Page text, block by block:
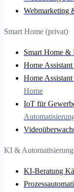
Webmarketing
Smart Home (privat)
Smart Home &
Home Assistant
Home
Home
IoT für
KI & Automatisierung
KI-Beratung